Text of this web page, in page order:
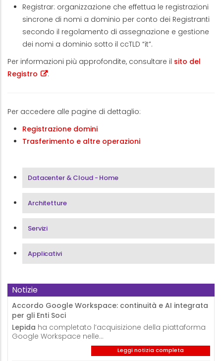
Registrar: organizzazione che effettua le registrazioni
sincrone di nomi a dominio per conto dei Registranti
secondo il regolamento di assegnazione e gestione
dei nomi a dominio sotto il ccTLD “it”.
Per informazioni più approfondite, consultare il sito del
Registro
.
Per accedere alle pagine di dettaglio:
Registrazione domini
Trasferimento e altre operazioni
Menu Area Datacenter & Cloud
Datacenter & Cloud - Home
Architetture
Servizi
Applicativi
Notizie
Accordo Google Workspace: continuità e AI integrata
per gli Enti Soci
Lepida ha completato l’acquisizione della piattaforma
Google Workspace nelle…
Leggi notizia completa